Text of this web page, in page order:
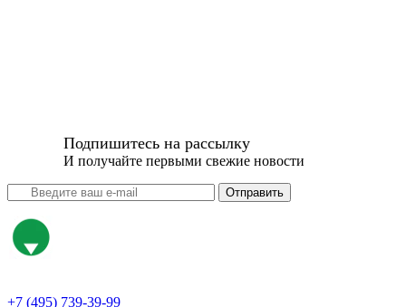
Подпишитесь на рассылку
И получайте первыми свежие новости
Отправить
+7 (495) 739-39-99